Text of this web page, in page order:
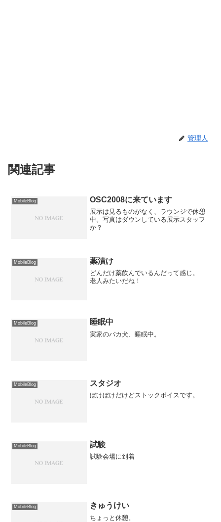
管理人
関連記事
MobileBlog OSC2008に来ています
展示は見るものがなく、ラウンジで休憩
中。写真はダウンしている展示スタッフ
か？
MobileBlog 薬漬け
どんだけ薬飲んでいるんだって感じ。
老人みたいだね！
MobileBlog 睡眠中
実家のバカ犬、睡眠中。
MobileBlog スタジオ
ぼけぼけだけどストックボイスです。
MobileBlog 試験
試験会場に到着
MobileBlog きゅうけい
ちょっと休憩。